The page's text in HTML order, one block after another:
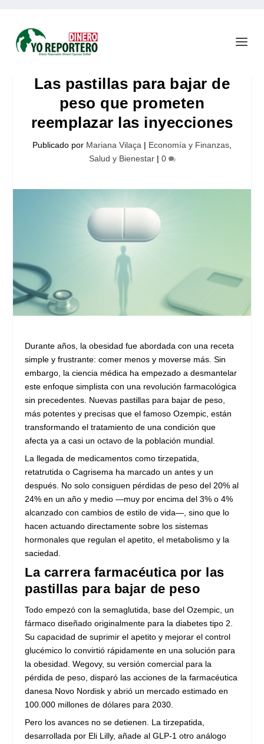
Las pastillas para bajar de
peso que prometen
reemplazar las inyecciones
Publicado por Mariana Vilaça | Economía y Finanzas
Salud y Bienestar| 0
Durante años, la obesidad fue abordada con una receta
simple y frustrante: comer menos y moverse más. Sin
embargo, la ciencia médica ha empezado a desmantelar
este enfoque simplista con una revolución farmacológica
sin precedentes. Nuevas pastillas para bajar de peso,
más potentes y precisas que el famoso Ozempic, están
transformando el tratamiento de una condición que
afecta ya a casi un octavo de la población mundial.
La llegada de medicamentos como tirzepatida,
retatrutida o Cagrisema ha marcado un antes y un
después. No solo consiguen pérdidas de peso del 20% al
24% en un año y medio —muy por encima del 3% o 4%
alcanzado con cambios de estilo de vida—, sino que lo
hacen actuando directamente sobre los sistemas
hormonales que regulan el apetito, el metabolismo y la
saciedad.
La carrera farmacéutica por las
pastillas para bajar de peso
Todo empezó con la semaglutida, base del Ozempic, un
fármaco diseñado originalmente para la diabetes tipo 2.
Su capacidad de suprimir el apetito y mejorar el control
glucémico lo convirtió rápidamente en una solución para
la obesidad. Wegovy, su versión comercial para la
pérdida de peso, disparó las acciones de la farmacéutica
danesa Novo Nordisk y abrió un mercado estimado en
100.000 millones de dólares para 2030.
Pero los avances no se detienen. La tirzepatida,
desarrollada por Eli Lilly, añade al GLP-1 otro análogo